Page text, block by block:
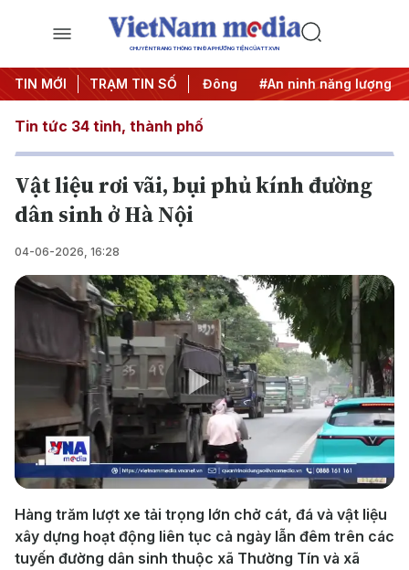
CHUYÊN TRANG THÔNG TIN ĐA PHƯƠNG TIỆN CỦA TTXVN
TIN MỚI TRẠM TIN SỐ
#Căng thẳng Trung Đông #An ninh năng lượng
Tin tức 34 tỉnh, thành phố
Vật liệu rơi vãi, bụi phủ kính đường
dân sinh ở Hà Nội
04-06-2026, 16:28
Play
Video
Hàng trăm lượt xe tải trọng lớn chở cát, đá và vật liệu
xây dựng hoạt động liên tục cả ngày lẫn đêm trên các
tuyến đường dân sinh thuộc xã Thường Tín và xã